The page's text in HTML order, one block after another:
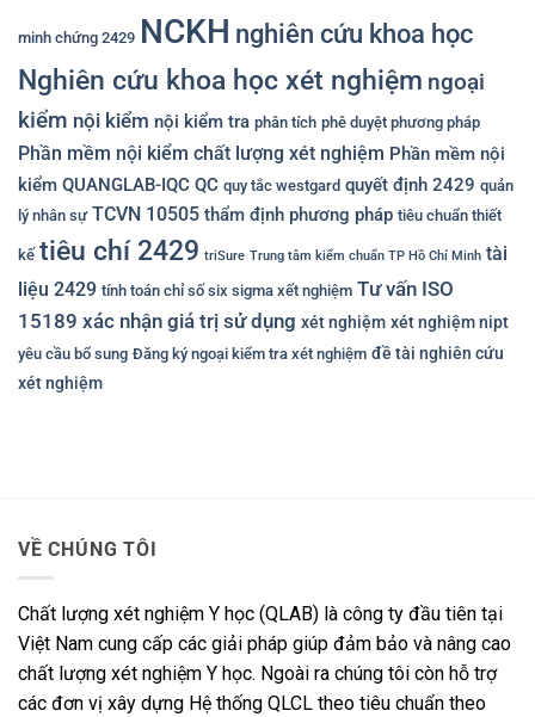
minh chứng 2429 NCKH nghiên cứu khoa học
Nghiên cứu khoa học xét nghiệm ngoại
kiểm nội kiểm nội kiểm tra phân tích phê duyệt phương pháp
Phần mềm nội kiểm chất lượng xét nghiệm Phần mềm nội
kiểm QUANGLAB-IQC QC quy tắc westgard quyết định 2429 quản
lý nhân sự TCVN 10505 thẩm định phương pháp tiêu chuẩn thiết
kế tiêu chí 2429 triSure Trung tâm kiểm chuẩn TP Hồ Chí Minh tài
liệu 2429 tính toán chỉ số six sigma xết nghiệm Tư vấn ISO
15189 xác nhận giá trị sử dụng xét nghiệm xét nghiệm nipt
yêu cầu bổ sung Đăng ký ngoại kiểm tra xét nghiệm đề tài nghiên cứu
xét nghiệm
VỀ CHÚNG TÔI
Chất lượng xét nghiệm Y học (QLAB) là công ty đầu tiên tại
Việt Nam cung cấp các giải pháp giúp đảm bảo và nâng cao
chất lượng xét nghiệm Y học. Ngoài ra chúng tôi còn hỗ trợ
các đơn vị xây dựng Hệ thống QLCL theo tiêu chuẩn theo